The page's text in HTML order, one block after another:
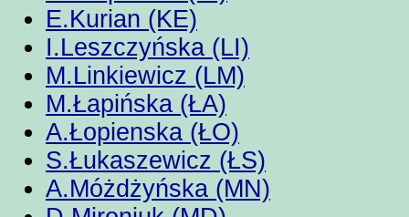
E.Kurian (KE)
I.Leszczyńska (LI)
M.Linkiewicz (LM)
M.Łapińska (ŁA)
A.Łopienska (ŁO)
S.Łukaszewicz (ŁS)
A.Móżdżyńska (MN)